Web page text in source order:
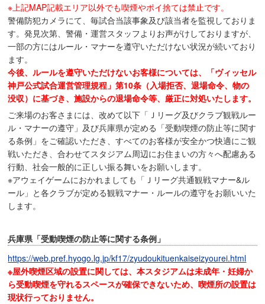
※上記MAP記載エリア以外でも喫煙やポイ捨ては禁止です。
警備防犯カメラにて、毎試合当該事象及び該当者を監視しておりま
す。発見次第、警備・運営スタッフよりお声がけしておりますが、
一部の方にはルール・マナーを遵守いただけない状況が続いており
ます。
今後、ルールを遵守いただけないお客様については、「ヴィッセル
神戸公式試合運営管理規程」第10条（入場拒否、退場命令、物の
没収）に基づき、施設からの退場命令等、厳正に対処いたします。
ご来場のお客さまには、改めて以下「Ｊリーグ及びクラブ観戦ルー
ル・マナーの遵守」及び兵庫県が定める「受動喫煙の防止等に関す
る条例」をご確認いただき、すべてのお客様が安全かつ快適にご観
戦いただき、合わせてスタジアム周辺にお住まいの方々へ配慮ある
行動、社会一般的に正しい振る舞いをお願いします。
※アウェイゲームにおかれましても「Ｊリーグ共通観戦マナー&ル
ール」と各クラブが定める観戦マナー・ルールの遵守をお願いいた
します。
兵庫県「受動喫煙の防止等に関する条例」
https://web.pref.hyogo.lg.jp/kf17/zyudoukituenkaiseizyourei.html
※屋外喫煙区域の設置に関しては、本スタジアムは未成年・妊婦か
ら受動喫煙を守れるスペースが確保できないため、喫煙所の設置は
現状行っておりません。